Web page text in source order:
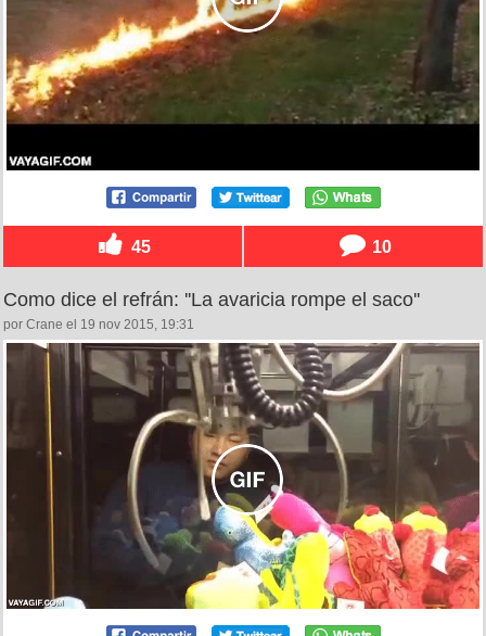
45 10
Como dice el refrán: ''La avaricia rompe el saco''
por Crane el 19 nov 2015, 19:31